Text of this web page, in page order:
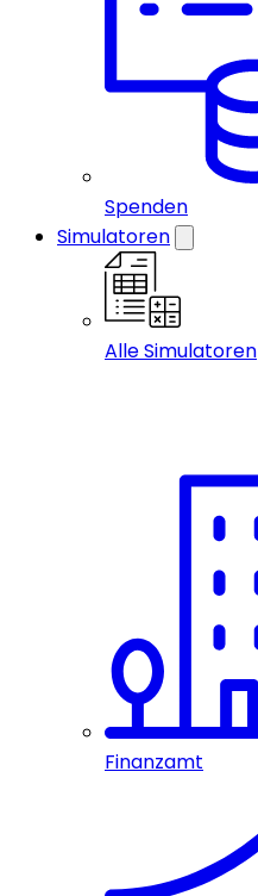
Spenden
Simulatoren
Alle Simulatoren
Finanzamt